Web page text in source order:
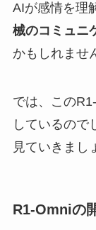
AIが感情を理
械のコミュニ
かもしれませ
では、この
しているので
見ていきまし
R1-Omniの